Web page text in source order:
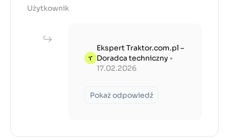
Użytkownik
Ekspert Traktor.com.pl –
Doradca techniczny •
17.02.2026
Pokaż odpowiedź